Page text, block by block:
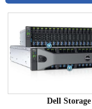
Dell Storage